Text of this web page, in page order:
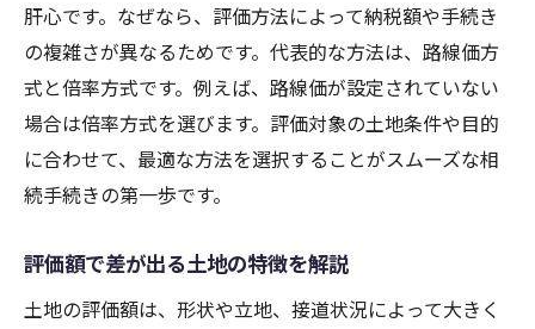
肝心です。なぜなら、評価方法によって納税額や手続き
の複雑さが異なるためです。代表的な方法は、路線価方
式と倍率方式です。例えば、路線価が設定されていない
場合は倍率方式を選びます。評価対象の土地条件や目的
に合わせて、最適な方法を選択することがスムーズな相
続手続きの第一歩です。
評価額で差が出る土地の特徴を解説
土地の評価額は、形状や立地、接道状況によって大きく